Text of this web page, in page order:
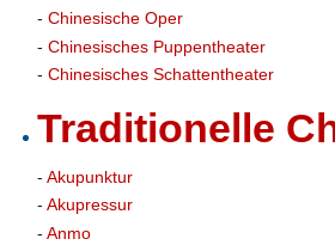
-Chinesische Oper
-Chinesisches Puppentheater
-Chinesisches Schattentheater
Traditionelle
-Akupunktur
-Akupressur
-Anmo